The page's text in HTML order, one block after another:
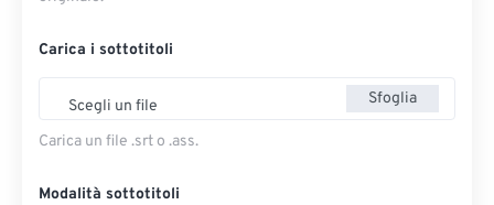
Carica i sottotitoli
Scegli un file Sfoglia
Carica un file .srt o .ass.
Modalità sottotitoli